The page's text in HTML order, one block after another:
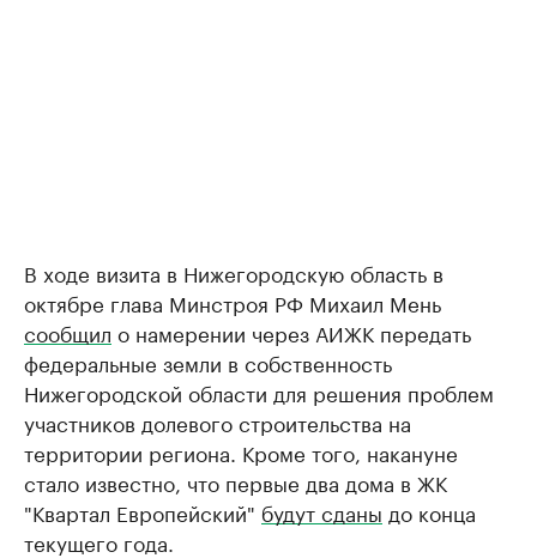
В ходе визита в Нижегородскую область в
октябре глава Минстроя РФ Михаил Мень
сообщил о намерении через АИЖК передать
федеральные земли в собственность
Нижегородской области для решения проблем
участников долевого строительства на
территории региона. Кроме того, накануне
стало известно, что первые два дома в ЖК
"Квартал Европейский" будут сданы до конца
текущего года.